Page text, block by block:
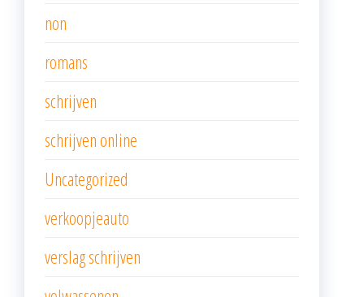
non
romans
schrijven
schrijven online
Uncategorized
verkoopjeauto
verslag schrijven